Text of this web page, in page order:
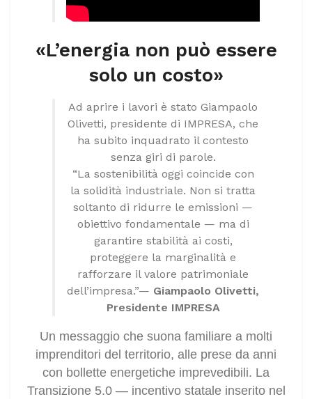
«L’energia non può essere
solo un costo»
Ad aprire i lavori è stato Giampaolo
Olivetti, presidente di IMPRESA, che
ha subito inquadrato il contesto
senza giri di parole.
“La sostenibilità oggi coincide con
la solidità industriale. Non si tratta
soltanto di ridurre le emissioni —
obiettivo fondamentale — ma di
garantire stabilità ai costi,
proteggere la marginalità e
rafforzare il valore patrimoniale
dell’impresa.”— Giampaolo Olivetti,
Presidente IMPRESA
Un messaggio che suona familiare a molti
imprenditori del territorio, alle prese da anni
con bollette energetiche imprevedibili. La
Transizione 5.0 — incentivo statale inserito nel